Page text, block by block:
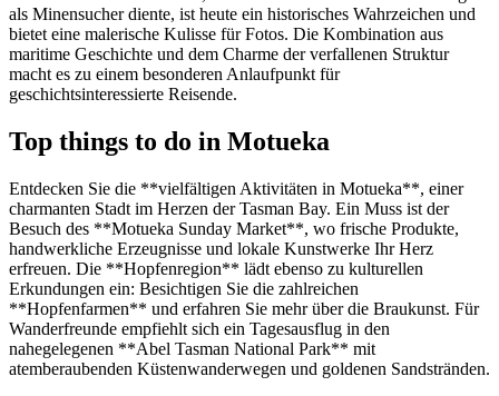
als Minensucher diente, ist heute ein historisches Wahrzeichen und
bietet eine malerische Kulisse für Fotos. Die Kombination aus
maritime Geschichte und dem Charme der verfallenen Struktur
macht es zu einem besonderen Anlaufpunkt für
geschichtsinteressierte Reisende.
Top things to do in Motueka
Entdecken Sie die **vielfältigen Aktivitäten in Motueka**, einer
charmanten Stadt im Herzen der Tasman Bay. Ein Muss ist der
Besuch des **Motueka Sunday Market**, wo frische Produkte,
handwerkliche Erzeugnisse und lokale Kunstwerke Ihr Herz
erfreuen. Die **Hopfenregion** lädt ebenso zu kulturellen
Erkundungen ein: Besichtigen Sie die zahlreichen
**Hopfenfarmen** und erfahren Sie mehr über die Braukunst. Für
Wanderfreunde empfiehlt sich ein Tagesausflug in den
nahegelegenen **Abel Tasman National Park** mit
atemberaubenden Küstenwanderwegen und goldenen Sandstränden.